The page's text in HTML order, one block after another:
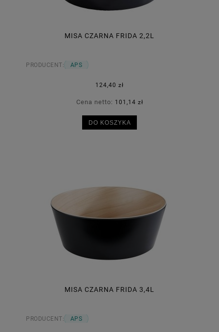
MISA CZARNA FRIDA 2,2L
PRODUCENT: APS
124,40 zł
Cena netto: 101,14 zł
DO KOSZYKA
MISA CZARNA FRIDA 3,4L
PRODUCENT: APS